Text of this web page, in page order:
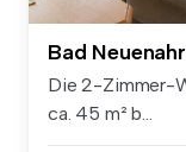
Bad
Die 2-Zimmer-
ca. 45 m² b...